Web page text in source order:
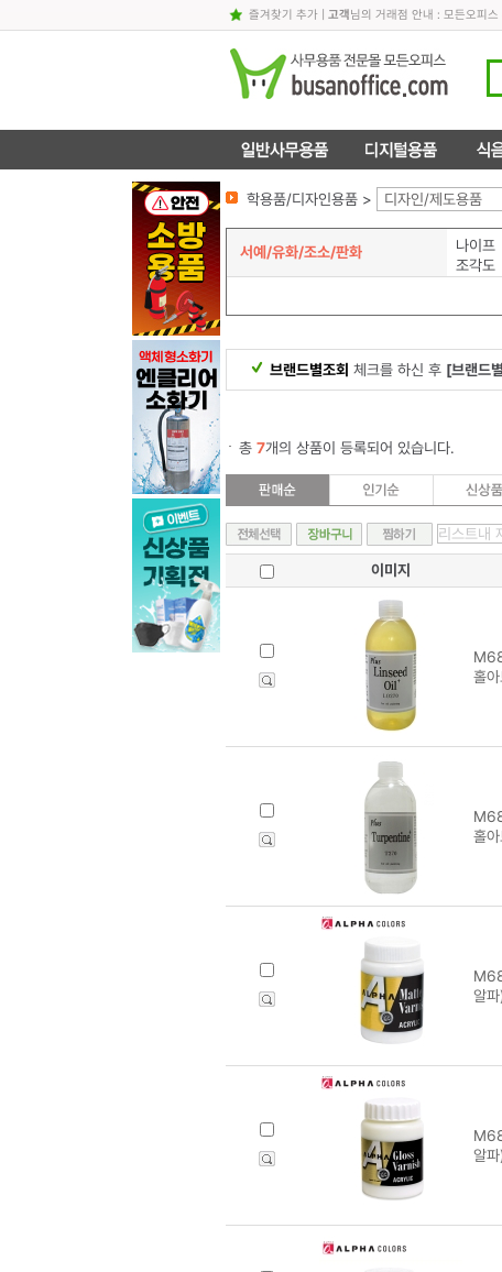
즐겨찾기 추가| 고객님의 거래점 안내 : 모든오피스
학용품/디자인용품 > 디자인/제도용품
서예/유화/조소/판화 나이프
조각도
브랜드별조회 체크를 하신 후 [브랜드
총 7개의 상품이 등록되어 있습니다.
이미지
홀
홀
알
알